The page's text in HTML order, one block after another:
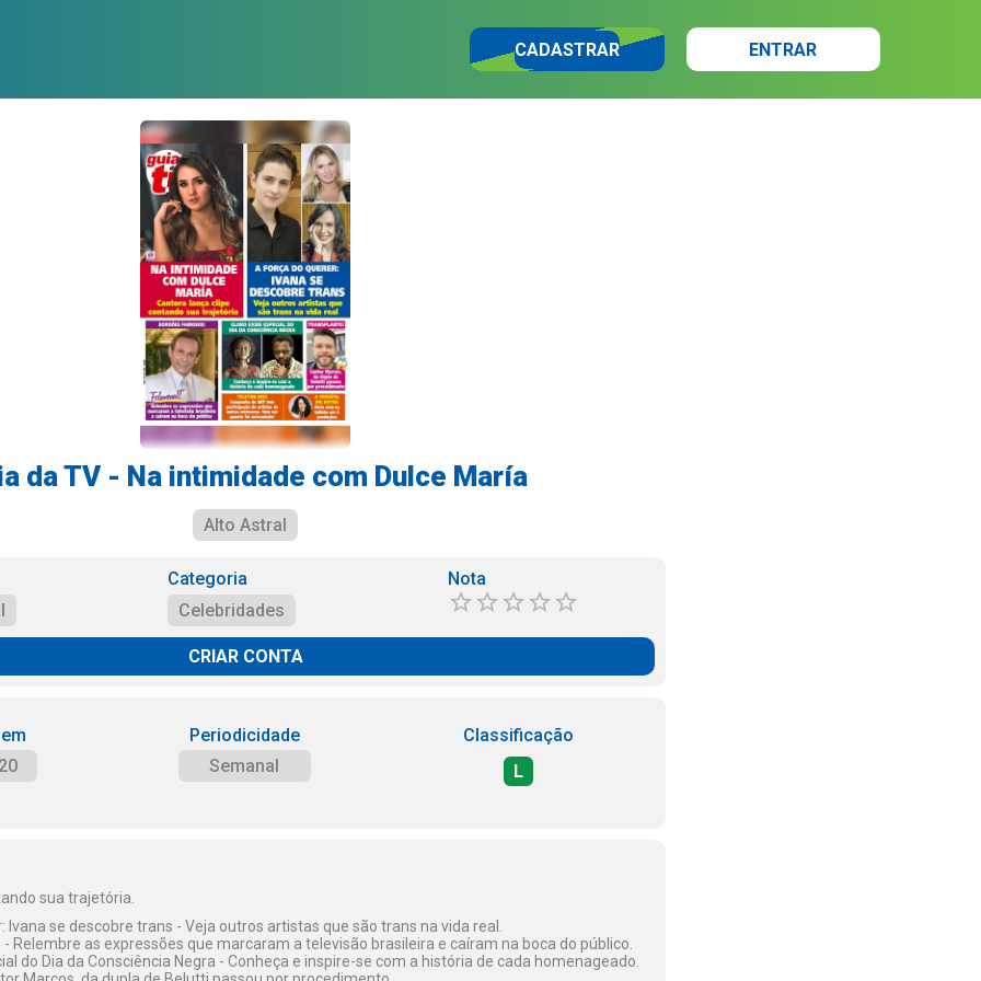
CADASTRAR ENTRAR
da TV - Na intimidade com Dulce María
Alto Astral
Categoria
Celebridades
Nota
CRIAR CONTA
Periodicidade
Semanal
Classificação
L
sua trajetória.
Ivana se descobre trans - Veja outros artistas que são trans na vida real.
Relembre as expressões que marcaram a televisão brasileira e caíram na boca do público.
do Dia da Consciência Negra - Conheça e inspire-se com a história de cada homenageado.